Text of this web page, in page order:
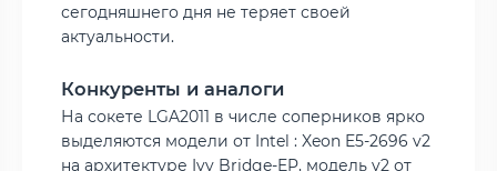
сегодняшнего дня не теряет своей
актуальности.
Конкуренты и аналоги
На сокете LGA2011 в числе соперников ярко
выделяются модели от Intel : Xeon E5-2696 v2
на архитектуре Ivy Bridge-EP, модель v2 от